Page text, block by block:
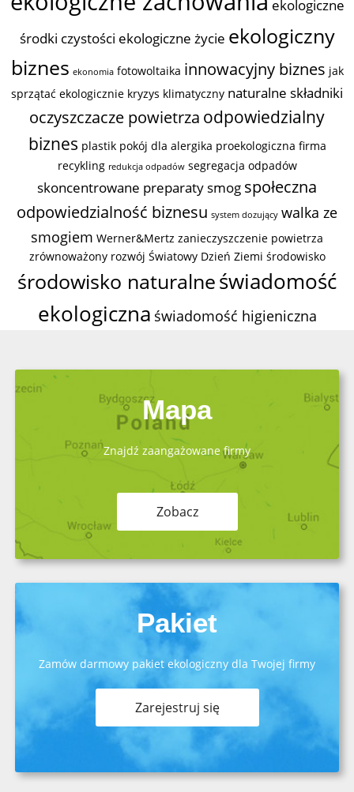
ekologiczne
środki czystości ekologiczne życie ekologiczny
biznes ekonomia fotowoltaika innowacyjny biznes jak
sprzątać ekologicznie kryzys klimatyczny naturalne składniki
oczyszczacze powietrza odpowiedzialny
biznes plastik pokój dla alergika proekologiczna firma
recykling redukcja odpadów segregacja odpadów
skoncentrowane preparaty smog społeczna
odpowiedzialność biznesu system dozujący walka ze
smogiem Werner&Mertz zanieczyszczenie powietrza
zrównoważony rozwój Światowy Dzień Ziemi środowisko
środowisko naturalneświadomość
ekologiczna świadomość higieniczna
Mapa
Znajdź zaangażowane firmy
Zobacz
Pakiet
Zamów darmowy pakiet ekologiczny dla Twojej firmy
Zarejestruj się